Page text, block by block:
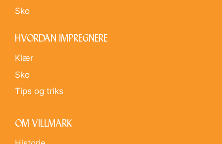
Sko
HVORDAN IMPREGNERE
Klær
Sko
Tips og triks
OM VILLMARK